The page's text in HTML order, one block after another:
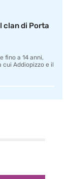
clan di Porta
fino a 14 anni,
Addiopizzo e il